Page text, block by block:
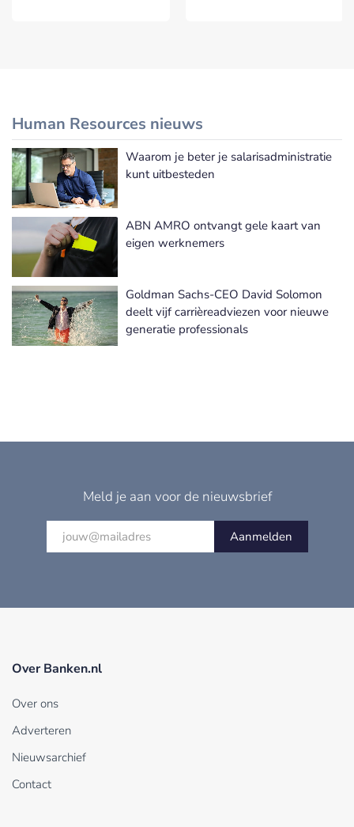
Human Resources nieuws
Meer Human Resources nieuws
Waarom je beter je salarisadministratie
kunt uitbesteden
ABN AMRO ontvangt gele kaart van
eigen werknemers
Goldman Sachs-CEO David Solomon
deelt vijf carrièreadviezen voor nieuwe
generatie professionals
Meld je aan voor de nieuwsbrief
Aanmelden
Over Banken.nl
Over ons
Adverteren
Nieuwsarchief
Contact